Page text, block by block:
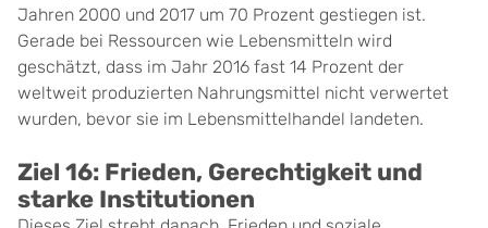
Jahren 2000 und 2017 um 70 Prozent gestiegen ist.
Gerade bei Ressourcen wie Lebensmitteln wird
geschätzt, dass im Jahr 2016 fast 14 Prozent der
weltweit produzierten Nahrungsmittel nicht verwertet
wurden, bevor sie im Lebensmittelhandel landeten.
Ziel 16: Frieden, Gerechtigkeit und
starke Institutionen